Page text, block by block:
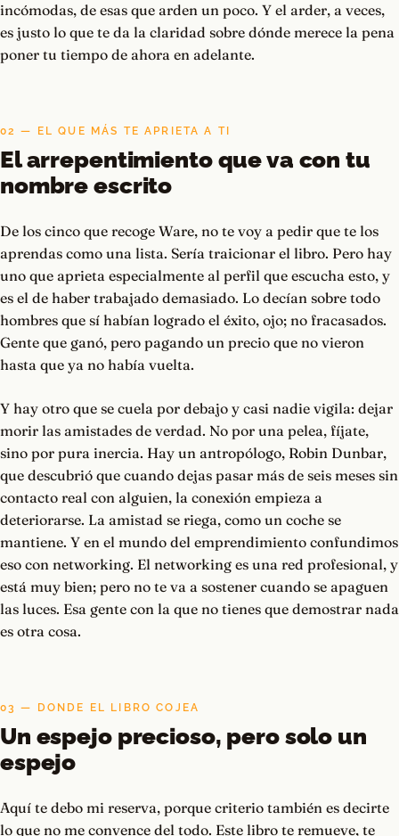
incómodas, de esas que arden un poco. Y el arder, a veces,
es justo lo que te da la claridad sobre dónde merece la pena
poner tu tiempo de ahora en adelante.
02 — EL QUE MÁS TE APRIETA A TI
El arrepentimiento que va con tu
nombre escrito
De los cinco que recoge Ware, no te voy a pedir que te los
aprendas como una lista. Sería traicionar el libro. Pero hay
uno que aprieta especialmente al perfil que escucha esto, y
es el de haber trabajado demasiado. Lo decían sobre todo
hombres que sí habían logrado el éxito, ojo; no fracasados.
Gente que ganó, pero pagando un precio que no vieron
hasta que ya no había vuelta.
Y hay otro que se cuela por debajo y casi nadie vigila: dejar
morir las amistades de verdad. No por una pelea, fíjate,
sino por pura inercia. Hay un antropólogo, Robin Dunbar,
que descubrió que cuando dejas pasar más de seis meses sin
contacto real con alguien, la conexión empieza a
deteriorarse. La amistad se riega, como un coche se
mantiene. Y en el mundo del emprendimiento confundimos
eso con networking. El networking es una red profesional, y
está muy bien; pero no te va a sostener cuando se apaguen
las luces. Esa gente con la que no tienes que demostrar nada
es otra cosa.
03 — DONDE EL LIBRO COJEA
Un espejo precioso, pero solo un
espejo
Aquí te debo mi reserva, porque criterio también es decirte
lo que no me convence del todo. Este libro te remueve, te